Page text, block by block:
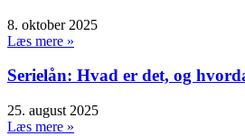
8. oktober 2025
Læs mere »
Serielån: Hvad er det, og
25. august 2025
Læs mere »